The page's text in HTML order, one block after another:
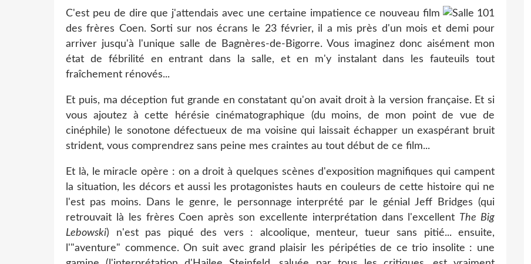
C'est peu de dire que j'attendais avec une certaine impatience ce nouveau film
des frères Coen. Sorti sur nos écrans le 23 février, il a mis près d'un mois et demi pour
arriver jusqu'à l'unique salle de Bagnères-de-Bigorre. Vous imaginez donc aisément mon
état de fébrilité en entrant dans la salle, et en m'y instalant dans les fauteuils tout
fraîchement rénovés...
Et puis, ma déception fut grande en constatant qu'on avait droit à la version française. Et si
vous ajoutez à cette hérésie cinématographique (du moins, de mon point de vue de
cinéphile) le sonotone défectueux de ma voisine qui laissait échapper un exaspérant bruit
strident, vous comprendrez sans peine mes craintes au tout début de ce film...
Et là, le miracle opère : on a droit à quelques scènes d'exposition magnifiques qui campent
la situation, les décors et aussi les protagonistes hauts en couleurs de cette histoire qui ne
l'est pas moins. Dans le genre, le personnage interprété par le génial Jeff Bridges (qui
retrouvait là les frères Coen après son excellente interprétation dans l'excellent The Big
Lebowski) n'est pas piqué des vers : alcoolique, menteur, tueur sans pitié... ensuite,
l'"aventure" commence. On suit avec grand plaisir les péripéties de ce trio insolite : une